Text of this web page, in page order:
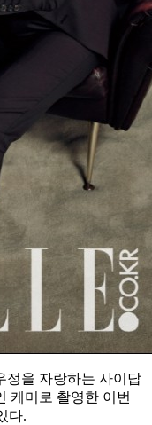
정을 자랑하는 사이답
케미로 촬영한 이번
다.